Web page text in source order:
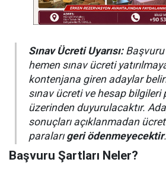
Sınav Ücreti Uyarısı:Başvuru
hemen sınav ücreti
kontenjana giren adaylar
sınav ücreti ve hesap bilgileri
üzerinden duyurulacaktır.
sonuçları açıklanmadan
paraları geri ödenmeyecektir.
Başvuru Şartları Neler?